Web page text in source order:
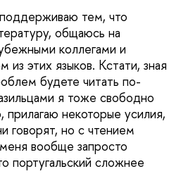
тем, что
общаюсь на
коллегами и
этих языков. Кстати, зная
будете читать по-
я тоже свободно
некоторые усилия,
говорят, но с чтением
вообще запросто
португальский сложнее